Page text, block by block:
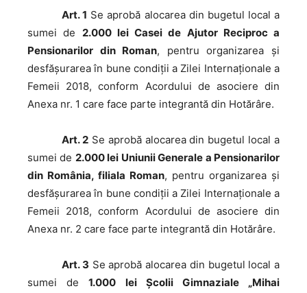
Art. 1 Se aprobă alocarea din bugetul local a
sumei de 2.000 lei Casei de Ajutor Reciproc a
Pensionarilor din Roman, pentru organizarea și
desfășurarea în bune condiții a Zilei Internaționale a
Femeii 2018, conform Acordului de asociere din
Anexa nr. 1 care face parte integrantă din Hotărâre.
Art. 2Se aprobă alocarea din bugetul local a
sumei de 2.000 lei Uniunii Generale a Pensionarilor
din România, filiala Roman, pentru organizarea și
desfășurarea în bune condiții a Zilei Internaționale a
Femeii 2018, conform Acordului de asociere din
Anexa nr. 2 care face parte integrantă din Hotărâre.
Art. 3 Se aprobă alocarea din bugetul local a
sumei de1.000 lei Școlii Gimnaziale „Mihai